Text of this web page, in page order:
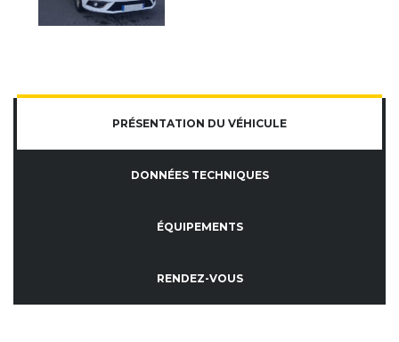
PRÉSENTATION DU VÉHICULE
DONNÉES TECHNIQUES
ÉQUIPEMENTS
RENDEZ-VOUS